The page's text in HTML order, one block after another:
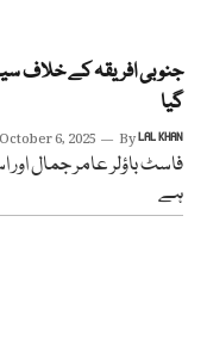
جنوبی افریقہ کے خلاف
گیا
October 6, 2025 ByLAL KHAN
فاسٹ باؤلر عامر جمال اور
ہے